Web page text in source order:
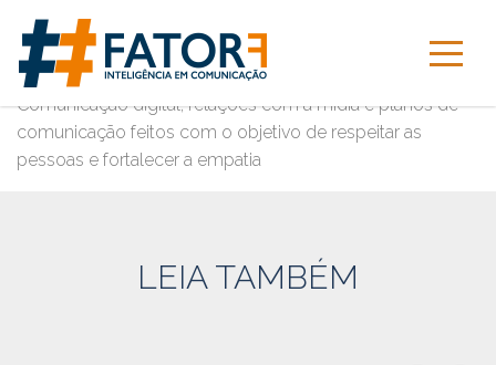
Comunicação digital, relações com a mídia e planos de
comunicação feitos com o objetivo de respeitar as
pessoas e fortalecer a empatia
LEIA TAMBÉM